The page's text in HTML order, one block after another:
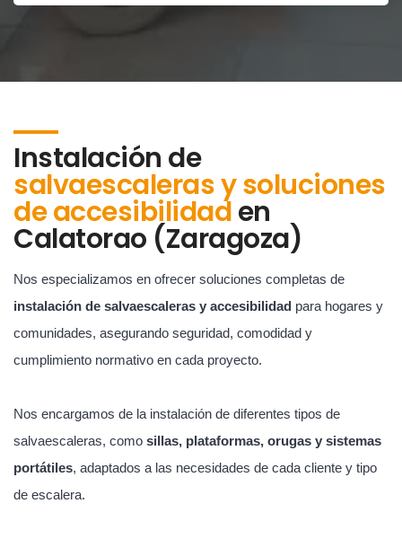
Instalación de
salvaescaleras y soluciones
de accesibilidaden
Calatorao (Zaragoza)
Nos especializamos en ofrecer soluciones completas de
instalación de salvaescaleras y accesibilidad para hogares y
comunidades, asegurando seguridad, comodidad y
cumplimiento normativo en cada proyecto.
Nos encargamos de la instalación de diferentes tipos de
salvaescaleras, como sillas, plataformas, orugas y sistemas
portátiles, adaptados a las necesidades de cada cliente y tipo
de escalera.